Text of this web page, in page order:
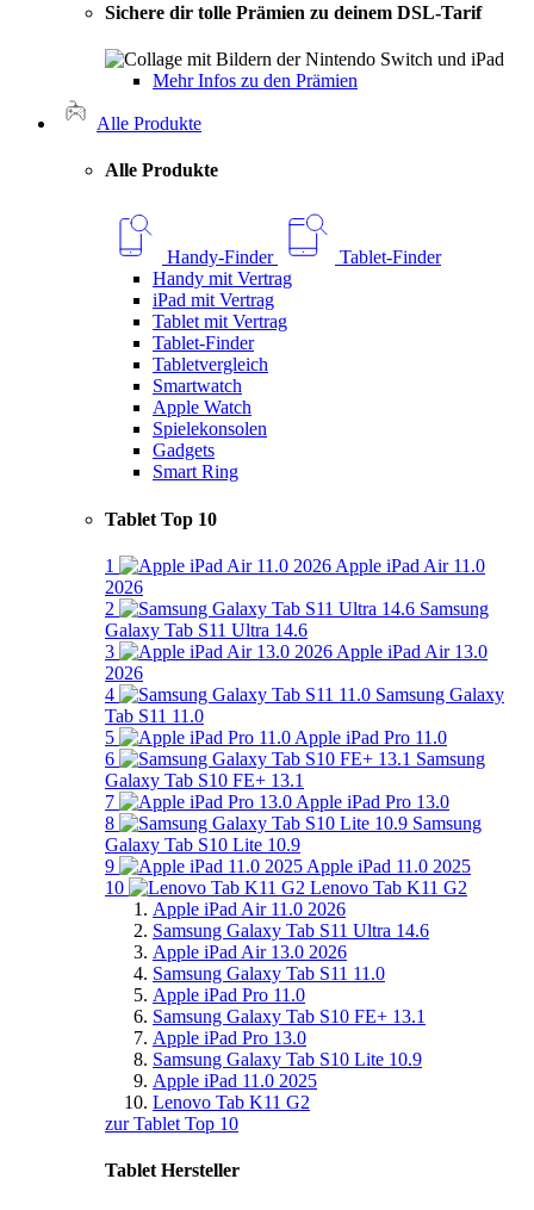
Sichere dir tolle Prämien zu deinem DSL-Tarif
Mehr Infos zu den Prämien
Alle Produkte
Alle Produkte
Handy-Finder
Tablet-Finder
Handy mit Vertrag
iPad mit Vertrag
Tablet mit Vertrag
Tablet-Finder
Tabletvergleich
Smartwatch
Apple Watch
Spielekonsolen
Gadgets
Smart Ring
Tablet Top 10
1
Apple iPad Air 11.0
2026
2
Samsung
Galaxy Tab S11 Ultra 14.6
3
Apple iPad Air 13.0
2026
4
Samsung Galaxy
Tab S11 11.0
5
Apple iPad Pro 11.0
6
Samsung
Galaxy Tab S10 FE+ 13.1
7
Apple iPad Pro 13.0
8
Samsung
Galaxy Tab S10 Lite 10.9
9
Apple iPad 11.0 2025
10
Lenovo Tab K11 G2
Apple iPad Air 11.0 2026
Samsung Galaxy Tab S11 Ultra 14.6
Apple iPad Air 13.0 2026
Samsung Galaxy Tab S11 11.0
Apple iPad Pro 11.0
Samsung Galaxy Tab S10 FE+ 13.1
Apple iPad Pro 13.0
Samsung Galaxy Tab S10 Lite 10.9
Apple iPad 11.0 2025
Lenovo Tab K11 G2
zur Tablet Top 10
Tablet Hersteller